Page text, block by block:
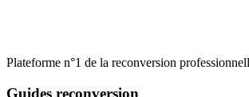
Plateforme n°1 de la reconversion
Guides reconversion